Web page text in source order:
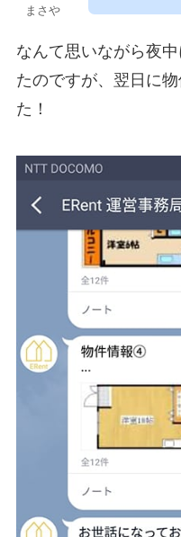
まさや
なんて思いながら夜
たのですが、翌日に
た！